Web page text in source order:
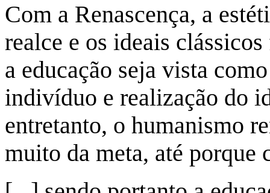
Com a Renascença, a
realce e os ideais
a educação seja vista
indivíduo e realização do
entretanto, o humanismo
muito da meta, até porque